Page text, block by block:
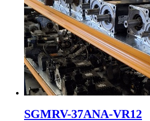
SGMRV-37ANA-VR12